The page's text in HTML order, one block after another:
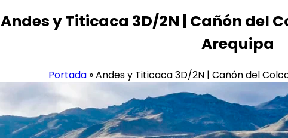
Andes y Titicaca 3D/2N | Cañón del
Arequipa
Portada»Andes y Titicaca 3D/2N | Cañón del